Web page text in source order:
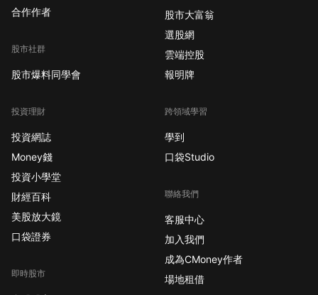
合作作者
股市社群
股市爆料同學會
投資理財
投資網誌
Money錢
投資小學堂
財經百科
美股放大鏡
口袋證券
即時股市
股市大富翁
選股網
雲端控股
報明牌
跨領域學習
學到
口袋Studio
聯絡我們
客服中心
加入我們
成為CMoney作者
場地租借